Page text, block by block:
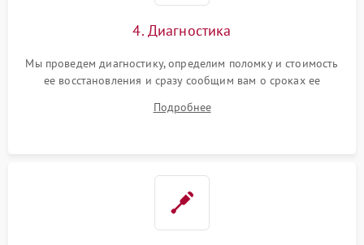
4. Диагностика
Мы проведем диагностику, определим поломку и стоимость
ее восстановления и сразу сообщим вам о сроках ее
Подробнее